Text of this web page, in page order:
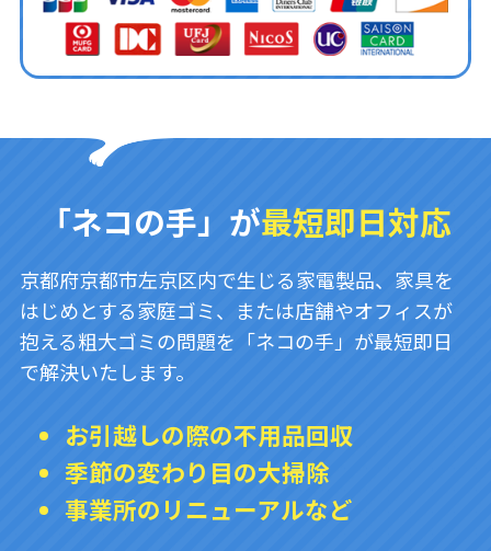
「ネコの手」が最短即日対応
京都府京都市左京区内で生じる家電製品、家具を
はじめとする家庭ゴミ、または店舗やオフィスが
抱える粗大ゴミの問題を「ネコの手」が最短即日
で解決いたします。
お引越しの際の不用品回収
季節の変わり目の大掃除
事業所のリニューアルなど